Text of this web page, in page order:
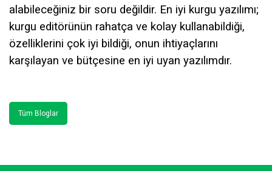
alabileceğiniz bir soru değildir. En iyi kurgu yazılımı;
kurgu editörünün rahatça ve kolay kullanabildiği,
özelliklerini çok iyi bildiği, onun ihtiyaçlarını
karşılayan ve bütçesine en iyi uyan yazılımdır.
Tüm Bloglar